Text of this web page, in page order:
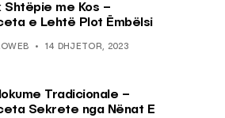
Shtëpie me Kos –
e Lehtë Plot Ëmbëlsi
14 DHJETOR, 2023
Tradicionale –
Sekrete nga Nënat E